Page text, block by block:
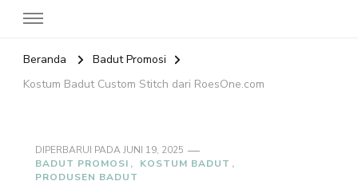
Beranda
Badut Promosi
Kostum Badut Custom Stitch dari RoesOne.com
DIPERBARUI PADAJUNI 19, 2025
BADUT PROMOSI
KOSTUM BADUT
PRODUSEN BADUT